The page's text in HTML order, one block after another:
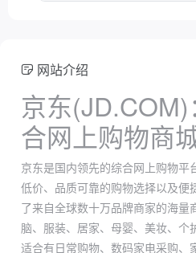
网站介绍
京东
合网上购物商
京东是国内领先的综合网上购物平
低价、品质可靠的购物选择以及便
了来自全球数十万品牌商家的海量
脑、服装、居家、母婴、美妆、个
适合有日常购物、数码家电采购、